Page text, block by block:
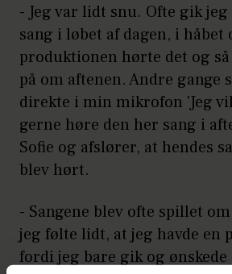
- Jeg var lidt snu. Ofte gik jeg
sang i løbet af dagen, i håbet
produktionen hørte det og så
på om aftenen. Andre gange
direkte i min mikrofon 'Jeg
gerne høre den her sang i
Sofie og afslører, at hendes
blev hørt.
- Sangene blev ofte spillet
jeg følte lidt, at jeg havde en
fordi jeg bare gik og ønskede